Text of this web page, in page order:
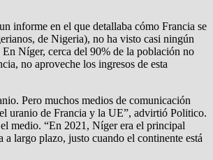
informe en el que detallaba cómo Francia se
de Nigeria), no ha visto casi ningún
Níger, cerca del 90% de la población no
no aproveche los ingresos de esta
Pero muchos medios de comunicación
uranio de Francia y la UE”, advirtió Politico.
medio. “En 2021, Níger era el principal
a largo plazo, justo cuando el continente está